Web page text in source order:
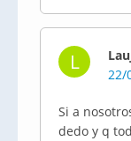
L
22/
Si a
dedo y q